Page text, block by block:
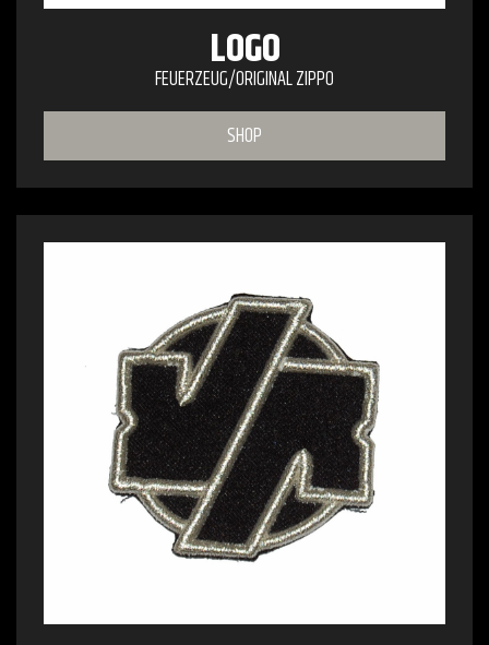
LOGO
FEUERZEUG/ORIGINAL ZIPPO
SHOP